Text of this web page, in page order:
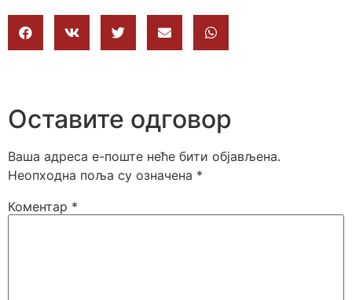
Оставите одговор
Ваша адреса е-поште неће бити објављена.
Неопходна поља су означена *
Коментар *